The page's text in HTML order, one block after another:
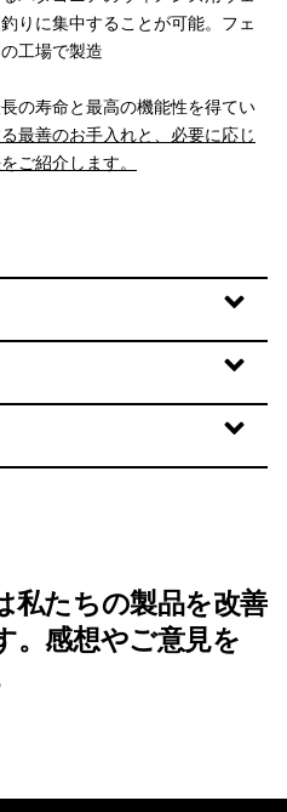
りに集中することが可能。フェ
工場で製造
の寿命と最高の機能性を得てい
最善のお手入れと、必要に応じ
ご紹介します。
私たちの製品を改善
。感想やご意見を